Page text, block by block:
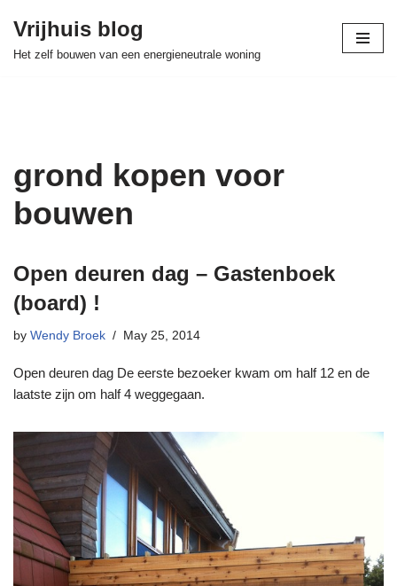
Skip
Vrijhuis blog
Het zelf bouwen van een energieneutrale woning
grond kopen voor
bouwen
Open deuren dag – Gastenboek
(board) !
by Wendy Broek May 25, 2014
Open deuren dag De eerste bezoeker kwam om half 12 en de
laatste zijn om half 4 weggegaan.